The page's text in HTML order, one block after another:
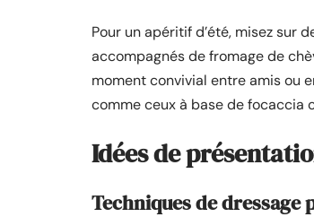
Pour un apéritif d’été, misez sur
accompagnés de fromage de
moment convivial entre amis ou
comme ceux à base de focaccia
Idées de
Techniques de